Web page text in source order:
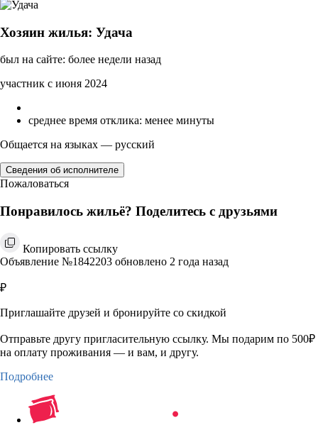
Хозяин жилья: Удача
был на сайте: более недели назад
участник с июня 2024
среднее время отклика: менее минуты
Общается на языках — русский
Сведения об исполнителе
Пожаловаться
Понравилось жильё? Поделитесь с друзьями
Копировать ссылку
Объявление №1842203 обновлено 2 года назад
₽
Приглашайте друзей и бронируйте со скидкой
Отправьте другу пригласительную ссылку. Мы подарим по 500₽
на оплату проживания — и вам, и другу.
Подробнее